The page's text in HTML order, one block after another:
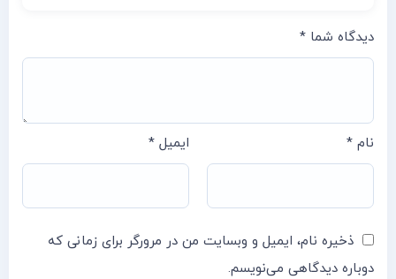
دیدگاه شما *
نام * ایمیل *
ذخیره نام، ایمیل و وبسایت من در مرورگر برای زمانی که
دوباره دیدگاهی می‌نویسم.